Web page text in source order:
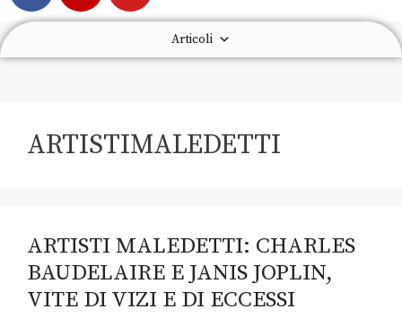
Articoli
ARTISTIMALEDETTI
ARTISTI MALEDETTI: CHARLES
BAUDELAIRE E JANIS JOPLIN,
VITE DI VIZI E DI ECCESSI